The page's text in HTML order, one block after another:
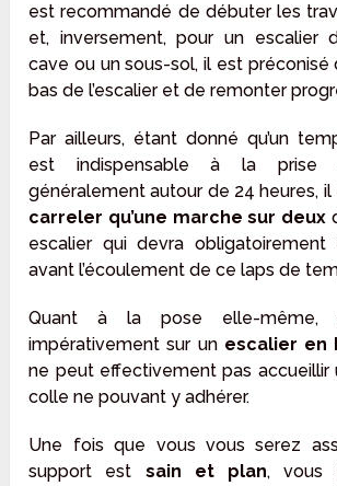
est recommandé de débuter les
et, inversement, pour un escalier
cave ou un sous-sol, il est préconisé
bas de l’escalier et de remonter
Par ailleurs, étant donné qu’un
est indispensable à la
généralement autour de 24 heures,
carreler qu’une marche sur deux
escalier qui devra obligatoirement
avant l’écoulement de ce laps de
Quant à la pose elle-
impérativement sur un escalier en
ne peut effectivement pas accueillir
colle ne pouvant y adhérer.
Une fois que vous vous serez
support est sain et plan, vous